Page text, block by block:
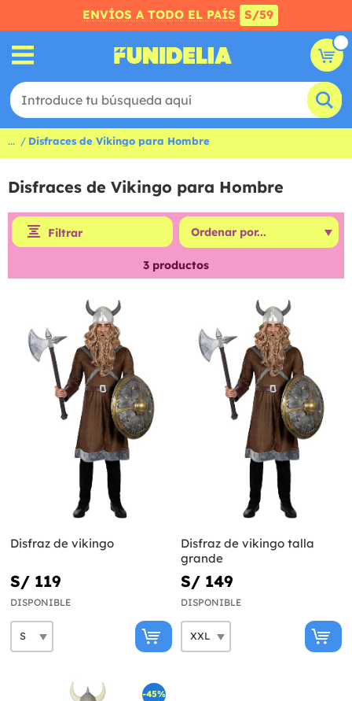
ENVÍOS A TODO EL PAÍS S/59
... Disfraces de Vikingo para Hombre
Disfraces de Vikingo para Hombre
Filtrar
3 productos
Disfraz de vikingo
S/ 119
DISPONIBLE
Disfraz de vikingo talla
grande
S/ 149
DISPONIBLE
-45%